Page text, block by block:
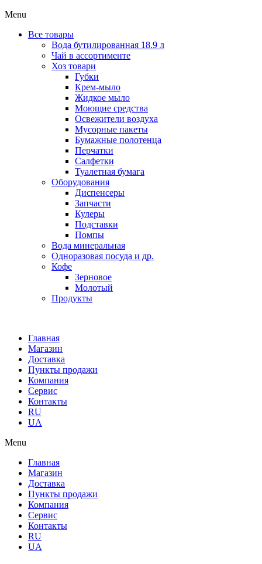
Menu
Все товары
Вода бутилированная 18.9 л
Чай в ассортименте
Хоз товари
Губки
Крем-мыло
Жидкое мыло
Моющие средства
Освежители воздуха
Мусорные пакеты
Бумажные полотенца
Перчатки
Салфетки
Туалетная бумага
Оборудования
Диспенсеры
Запчасти
Кулеры
Подставки
Помпы
Вода минеральная
Одноразовая посуда и др.
Кофе
Зерновое
Молотый
Продукты
Главная
Магазин
Доставка
Пункты продажи
Компания
Сервис
Контакты
RU
UA
Menu
Главная
Магазин
Доставка
Пункты продажи
Компания
Сервис
Контакты
RU
UA